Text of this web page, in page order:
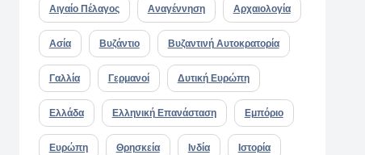
Αιγαίο Πέλαγος Αναγέννηση Αρχαιολογία
Ασία Βυζάντιο Βυζαντινή Αυτοκρατορία
Γαλλία Γερμανοί Δυτική Ευρώπη
Ελλάδα Ελληνική Επανάσταση Εμπόριο
Ευρώπη Θρησκεία Ινδία Ιστορία